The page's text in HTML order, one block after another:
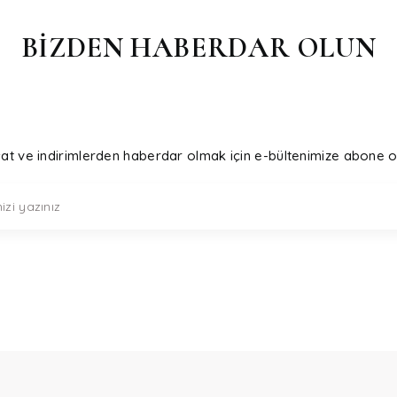
BİZDEN HABERDAR OLUN
ve indirimlerden haberdar olmak için e-bültenimize abone